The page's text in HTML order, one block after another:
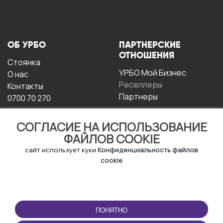
СОГЛАСИЕ НА ИСПОЛЬЗОВАНИЕ
ФАЙЛОВ COOKIE
сайт использует куки Конфиденциальность файлов
cookie
ПОНЯТНО
ОБ УРБО
Стоянка
О нас
Контакты
0700 70 270
ПАРТНЕРСКИЕ
ОТНОШЕНИЯ
УРБО Мой Бизнес
Реселлеры
Партнеры
ЭКСПЛУАТАЦИИ
Условия и положения
ПРИЛОЖЕНИЕ